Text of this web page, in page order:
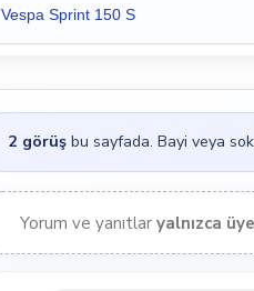
Vespa Sprint 150 S
2 görüşbu sayfada. Bayi veya
Yorum ve yanıtlar yalnızca